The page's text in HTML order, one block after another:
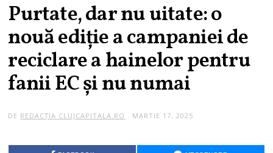
Purtate, dar nu uitate: o
nouă ediție a campaniei de
reciclare a hainelor pentru
fanii EC și nu numai
DE REDACȚIA CLUJCAPITALA.RO MARTIE 17, 2025